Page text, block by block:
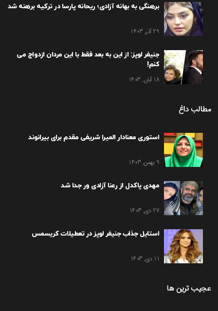
برهنگی به بهانه آزادی؛ ریحانه پارسا در ترکیه برهنه شد
29 آذر, 1403
جنیفر لوپز: از این به بعد فقط با این مردان ازدواج می
کنم!
18 آبان, 1403
مطالب داغ
استوری معنادار المیرا شریفی مقدم برای بیرانوند
9 بهمن, 1403
مهدی پاکدل از رعنا آزادی ور جدا شد
27 دی, 1403
استایل جذاب جنیفر لوپز در تعطیلات کریسمس
11 دی, 1403
عجیب ترین ها